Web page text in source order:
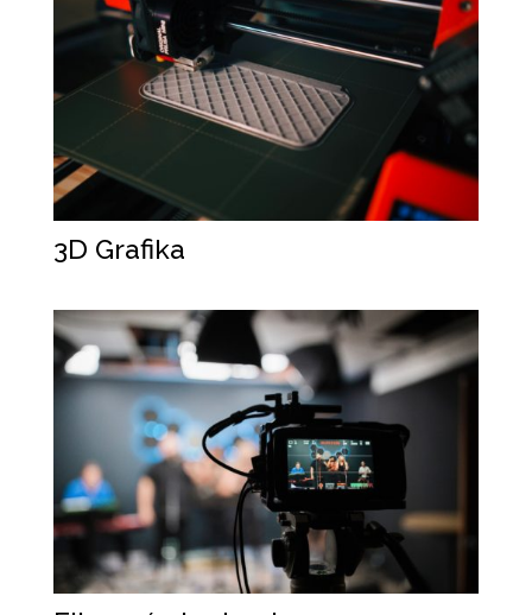
3D Grafika